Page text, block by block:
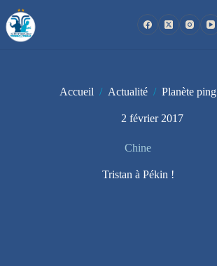
au
contenu
Accueil / Actualité / Planète ping
2 février 2017
Chine
Tristan à Pékin !